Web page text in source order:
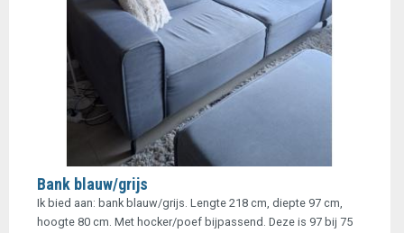
Bank blauw/grijs
Ik bied aan: bank blauw/grijs. Lengte 218 cm, diepte 97 cm,
hoogte 80 cm. Met hocker/poef bijpassend. Deze is 97 bij 75